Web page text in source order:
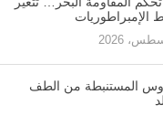
الإمبراطوريات
المستنبطة من الطف